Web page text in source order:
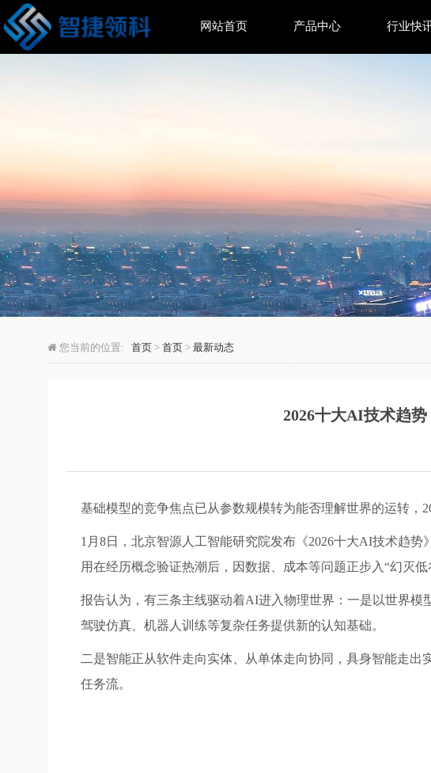
2026十大AI技术趋势 ：AI迈
网站首页 产品中心 行业快
您当前的位置: 首页 > 首页 > 最新动态
2026十大AI技术趋
基础模型的竞争焦点已从参数规模转为能否理解世界的运转，
1月8日，北京智源人工智能研究院发布《2026十大AI技术趋
用在经历概念验证热潮后，因数据、成本等问题正步入“幻灭低
报告认为，有三条主线驱动着AI进入物理世界：一是以世界模
驾驶仿真、机器人训练等复杂任务提供新的认知基础。
二是智能正从软件走向实体、从单体走向协同，具身智能走
任务流。